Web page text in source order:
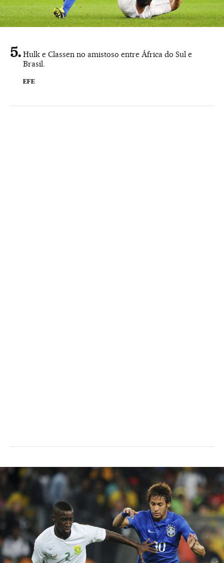
Hulk e Classen no amistoso entre África do Sul e
Brasil.
EFE